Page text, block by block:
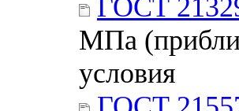
ГОСТ
МПа
условия